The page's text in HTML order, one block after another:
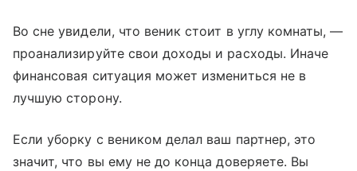
Во сне увидели, что веник стоит в углу комнаты, —
проанализируйте свои доходы и расходы. Иначе
финансовая ситуация может измениться не в
лучшую сторону.
Если уборку с веником делал ваш партнер, это
значит, что вы ему не до конца доверяете. Вы